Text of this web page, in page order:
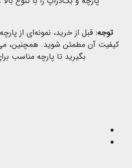
توجه: قبل از خرید، نمونه‌ای از
کیفیت آن مطمئن شوید. همچنین،
بگیرید تا پارچه مناسب